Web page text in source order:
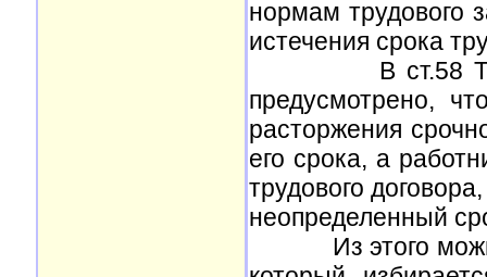
нормам трудового
истечения срока
В ст.58
предусмотрено,
расторжения
его срока, а
трудового
неопределенный
Из этого можно